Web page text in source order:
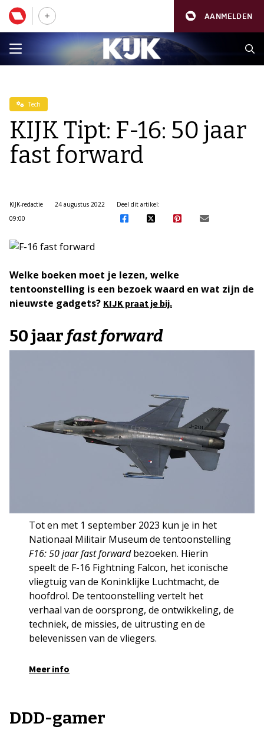
AANMELDEN
Tech
KIJK Tipt: F-16: 50 jaar
fast forward
KIJK-redactie
24 augustus 2022
09:00
Deel dit artikel:
Welke boeken moet je lezen, welke
tentoonstelling is een bezoek waard en wat zijn de
nieuwste gadgets? KIJK praat je bij.
50 jaar fast forward
Tot en met 1 september 2023 kun je in het
Nationaal Militair Museum de tentoonstelling
F16: 50 jaar fast forwardbezoeken. Hierin
speelt de F-16 Fightning Falcon, het iconische
vliegtuig van de Koninklijke Luchtmacht, de
hoofdrol. De tentoonstelling vertelt het
verhaal van de oorsprong, de ontwikkeling, de
techniek, de missies, de uitrusting en de
belevenissen van de vliegers.
Meer info
DDD-gamer